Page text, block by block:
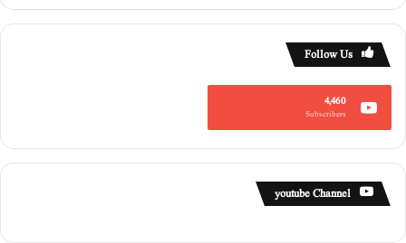
Follow Us
4,460
Subscribers
youtube Channel